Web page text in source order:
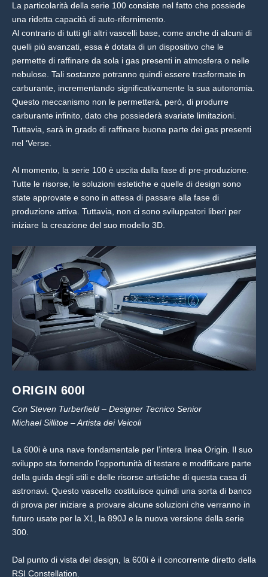
La particolarità della serie 100 consiste nel fatto che possiede
una ridotta capacità di auto-rifornimento.
Al contrario di tutti gli altri vascelli base, come anche di alcuni di
quelli più avanzati, essa è dotata di un dispositivo che le
permette di raffinare da sola i gas presenti in atmosfera o nelle
nebulose. Tali sostanze potranno quindi essere trasformate in
carburante, incrementando significativamente la sua autonomia.
Questo meccanismo non le permetterà, però, di produrre
carburante infinito, dato che possiederà svariate limitazioni.
Tuttavia, sarà in grado di raffinare buona parte dei gas presenti
nel ‘Verse.
Al momento, la serie 100 è uscita dalla fase di pre-produzione.
Tutte le risorse, le soluzioni estetiche e quelle di design sono
state approvate e sono in attesa di passare alla fase di
produzione attiva. Tuttavia, non ci sono sviluppatori liberi per
iniziare la creazione del suo modello 3D.
ORIGIN 600I
Con Steven Turberfield – Designer Tecnico Senior
Michael Sillitoe – Artista dei Veicoli
La 600i è una nave fondamentale per l’intera linea Origin. Il suo
sviluppo sta fornendo l’opportunità di testare e modificare parte
della guida degli stili e delle risorse artistiche di questa casa di
astronavi. Questo vascello costituisce quindi una sorta di banco
di prova per iniziare a provare alcune soluzioni che verranno in
futuro usate per la X1, la 890J e la nuova versione della serie
300.
Dal punto di vista del design, la 600i è il concorrente diretto della
RSI Constellation.